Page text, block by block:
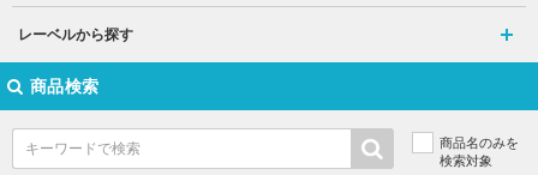
レーベルから探す
商品検索
商品名のみを
検索対象